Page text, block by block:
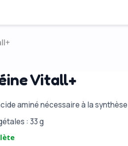
Vitall+
aminé nécessaire à la
: 33 g